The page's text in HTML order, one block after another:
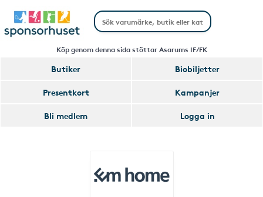
Köp genom denna sida stöttar Asarums IF/FK
Butiker
Biobiljetter
Presentkort
Kampanjer
Bli medlem
Logga in